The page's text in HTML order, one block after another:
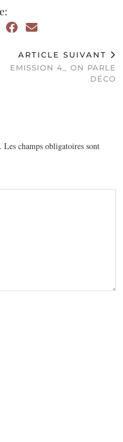
ARTICLE SUIVANT
EMISSION 4_ ON PARLE
DÉCO
Les champs obligatoires sont